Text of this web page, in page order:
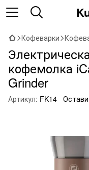
Кофеварки
кофемолка
Grinder
Артикул: FK14